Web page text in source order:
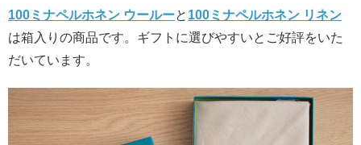
100ミナペルホネン ウールーと 100ミナペルホネン リネン
は箱入りの商品です。ギフトに選びやすいとご好評をいた
だいています。